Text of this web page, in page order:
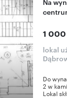
1 000
lokal
Do
2 w
Lokal